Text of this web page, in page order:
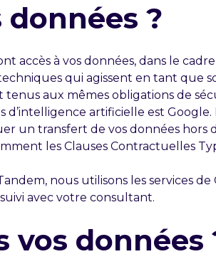
données ?
accès à vos données, dans le
qui agissent en tant
tenus aux mêmes obligations de
artificielle est
un transfert de vos données hors
les Clauses Contractuelles
nous utilisons les services
avec votre consultant.
vos données